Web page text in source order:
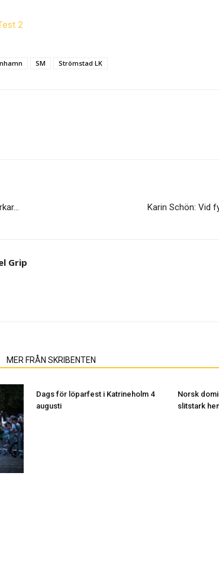
2
SM Strömstad LK
Karin Schön: Vid
Grip
MER FRÅN SKRIBENTEN
Dags för löparfest i Katrineholm 4
augusti
Norsk
slitstark